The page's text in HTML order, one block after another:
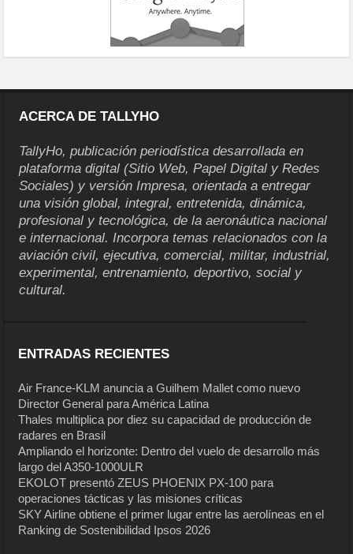
ACERCA DE TALLYHO
TallyHo, publicación periodística desarrollada en
plataforma digital (Sitio Web, Papel Digital y Redes
Sociales) y versión Impresa, orientada a entregar
una visión global, integral, entretenida, dinámica,
profesional y tecnológica, de la aeronáutica nacional
e internacional. Incorpora temas relacionados con la
aviación civil, ejecutiva, comercial, militar, industrial,
experimental, entrenamiento, deportivo, social y
cultural.
ENTRADAS RECIENTES
Air France-KLM anuncia a Guilhem Mallet como nuevo
Director General para América Latina
Thales multiplica por diez su capacidad de producción de
radares en Brasil
Ampliando el horizonte: Dentro del vuelo de desarrollo más
largo del A350-1000ULR
EKOLOT presentó ZEUS PHOENIX PX-100 para
operaciones tácticas y las misiones críticas
SKY Airline obtiene el primer lugar entre las aerolíneas en el
Ranking de Sostenibilidad Ipsos 2026